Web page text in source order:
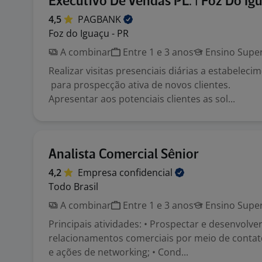
4,5
PAGBANK
Foz do Iguaçu - PR
A combinar
Entre 1 e 3 anos Ensino
Realizar visitas presenciais diárias a
para prospecção ativa de novos clientes.
Apresentar aos potenciais clientes as sol...
Analista Comercial Sênior
4,2 Empresa confidencial
Todo Brasil
A combinar
Entre 1 e 3 anos Ensino
Principais atividades: • Prospectar e desenvolver
relacionamentos comerciais por meio de
e ações de networking; • Cond...